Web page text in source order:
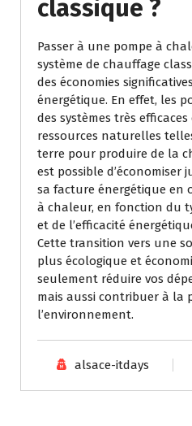
classique ?
Passer à une pompe à
système de chauffage
des économies
énergétique. En effet, les
des systèmes très
ressources naturelles
terre pour produire de la
est possible d’économiser
sa facture énergétique en
à chaleur, en fonction du
et de l’efficacité
Cette transition vers une
plus écologique et
seulement réduire vos
mais aussi contribuer à la
l’environnement.
alsace-itdays